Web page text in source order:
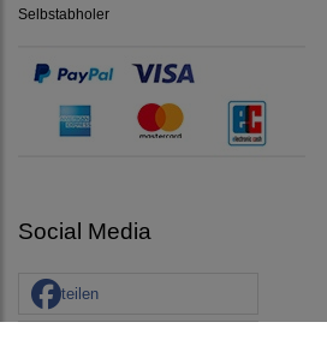
Selbstabholer
Social Media
teilen